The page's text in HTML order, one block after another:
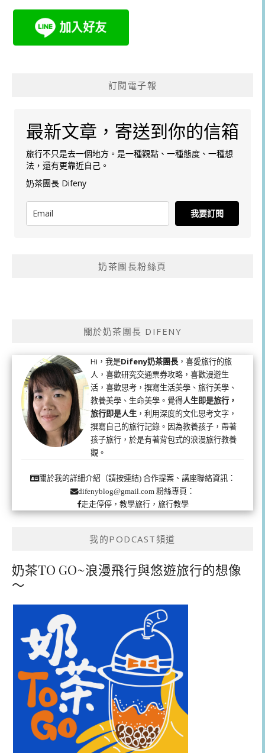
訂閱電子報
最新文章，寄送到你的信箱
旅行不只是去一個地方。是一種觀點、一種態度、一種想
法，還有更靠近自己。
奶茶團長 Difeny
我要訂閱
奶茶團長粉絲頁
關於奶茶團長 DIFENY
Hi，我是Difeny奶茶團長 ，喜愛旅行的旅
人，喜歡研究交通票券攻略，喜歡漫遊生
活，喜歡思考，撰寫生活美學、旅行美學、
教養美學、生命美學。覺得人生即是旅行，
旅行即是人生 ，利用深度的文化思考文字，
撰寫自己的旅行記錄。因為教養孩子，帶著
孩子旅行，於是有著背包式的浪漫旅行教養
觀。
關於我的詳細介紹（請按連結)合作提案、講座聯絡資訊：
difenyblog@gmail.com 粉絲專頁：
走走停停，教學旅行，旅行教學
我的PODCAST頻道
奶茶TO GO~浪漫飛行與悠遊旅行的想像
～